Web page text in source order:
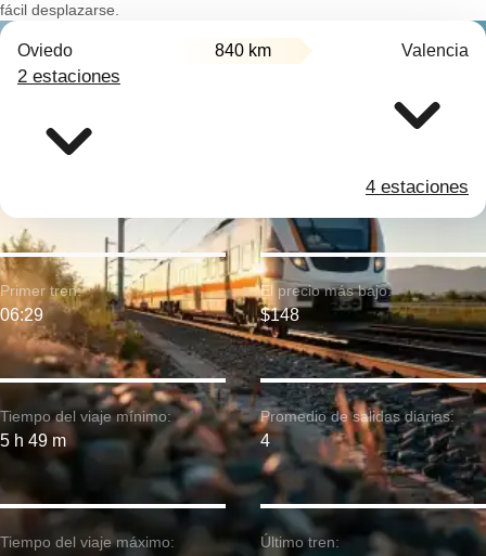
fácil desplazarse.
Oviedo 840 km Valencia
2 estaciones
4 estaciones
Tiempo del viaje mínimo:
5 h 49 m
Primer tren:
06:29
Tiempo del viaje máximo:
El precio más bajo:
$148
Promedio de salidas diarias:
4
Último tren: